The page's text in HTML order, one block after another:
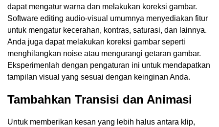
dapat mengatur warna dan melakukan koreksi gambar.
Software editing audio-visual umumnya menyediakan fitur
untuk mengatur kecerahan, kontras, saturasi, dan lainnya.
Anda juga dapat melakukan koreksi gambar seperti
menghilangkan noise atau mengurangi getaran gambar.
Eksperimenlah dengan pengaturan ini untuk mendapatkan
tampilan visual yang sesuai dengan keinginan Anda.
Tambahkan Transisi dan Animasi
Untuk memberikan kesan yang lebih halus antara klip,